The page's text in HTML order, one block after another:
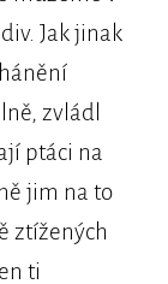
Jak jinak
zvládl
ptáci na
jim na to
ztížených
ti